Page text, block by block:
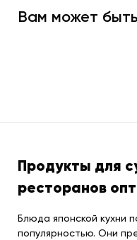
Вам может
Продукты для
ресторанов
Блюда японской кухни
популярностью. Они